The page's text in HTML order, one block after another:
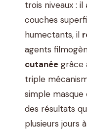
trois niveaux : il
couches
humectants, il
agents
cutanée grâce
triple
simple
des résultats
plusieurs jours